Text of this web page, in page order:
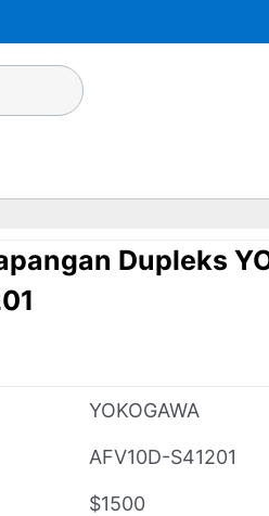
Dupleks
YOKOGAWA
AFV10D-S41201
$1500